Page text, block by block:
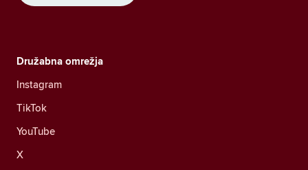
Družabna omrežja
Instagram
TikTok
YouTube
X